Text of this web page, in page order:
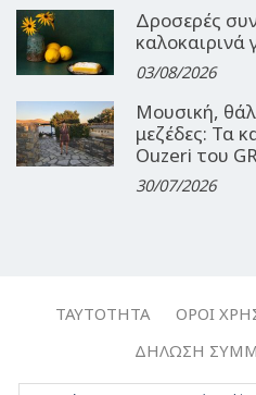
Δροσερές
καλοκαιρινά
03/08/2026
Μουσική,
μεζέδες: Τα
Ouzeri του
30/07/2026
ΤΑΥΤΌΤΗΤΑ ΌΡΟΙ
ΔΉΛΩΣΗ